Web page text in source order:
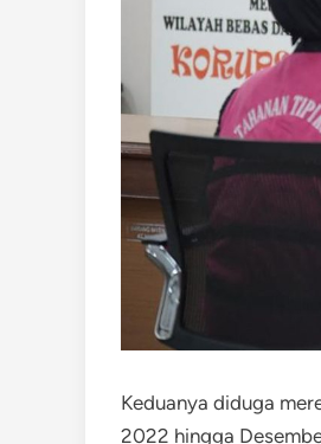
Keduanya diduga
2022 hingga